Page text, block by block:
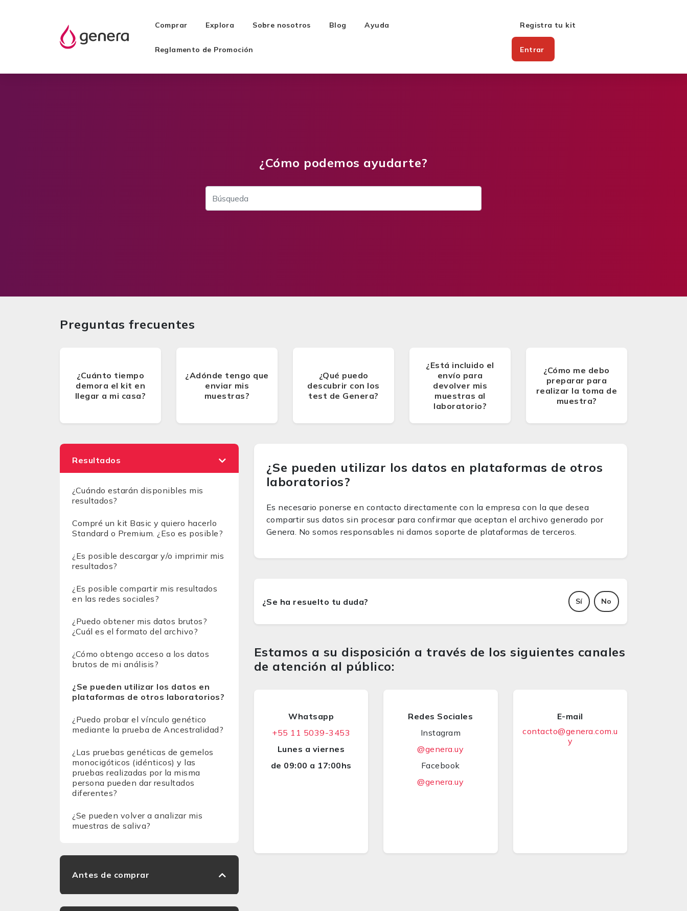
Comprar Explora Sobre nosotros Blog Ayuda
Reglamento de Promoción
Registra tu kit
Entrar
¿Cómo podemos ayudarte?
Preguntas frecuentes
¿Cuánto tiempo
demora el kit en
llegar a mi casa?
¿Adónde tengo que
enviar mis
muestras?
¿Qué puedo
descubrir con los
test de Genera?
¿Está incluido el
envío para
devolver mis
muestras al
laboratorio?
¿Cómo me debo
preparar para
realizar la toma de
muestra?
Resultados
¿Cuándo estarán disponibles mis
resultados?
Compré un kit Basic y quiero hacerlo
Standard o Premium. ¿Eso es posible?
¿Es posible descargar y/o imprimir mis
resultados?
¿Es posible compartir mis resultados
en las redes sociales?
¿Puedo obtener mis datos brutos?
¿Cuál es el formato del archivo?
¿Cómo obtengo acceso a los datos
brutos de mi análisis?
¿Se pueden utilizar los datos en
plataformas de otros laboratorios?
¿Puedo probar el vínculo genético
mediante la prueba de Ancestralidad?
¿Las pruebas genéticas de gemelos
monocigóticos (idénticos) y las
pruebas realizadas por la misma
persona pueden dar resultados
diferentes?
¿Se pueden volver a analizar mis
muestras de saliva?
Antes de comprar
¿Se pueden utilizar los datos en plataformas de otros
laboratorios?
Es necesario ponerse en contacto directamente con la empresa con la que desea
compartir sus datos sin procesar para confirmar que aceptan el archivo generado por
Genera. No somos responsables ni damos soporte de plataformas de terceros.
Sí No
Estamos a su disposición a través de los siguientes canales
de atención al público:
Whatsapp
+55 11 5039-3453
Lunes a viernes
de 09:00 a 17:00hs
Redes Sociales
Instagram
@genera.uy
Facebook
@genera.uy
E-mail
contacto@genera.com.u
y